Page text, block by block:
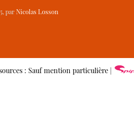
, parNicolas Losson
: Sauf mention particulière |